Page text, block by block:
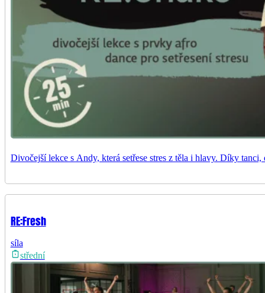
Divočejší lekce s Andy, která setřese stres z těla i hlavy. Díky
RE:Fresh
síla
střední